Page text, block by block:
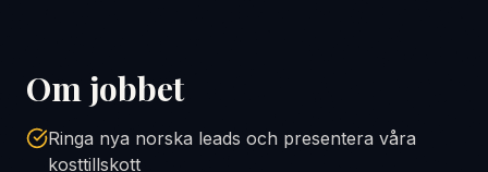
Om jobbet
Ringa nya norska leads och presentera våra
kosttillskott